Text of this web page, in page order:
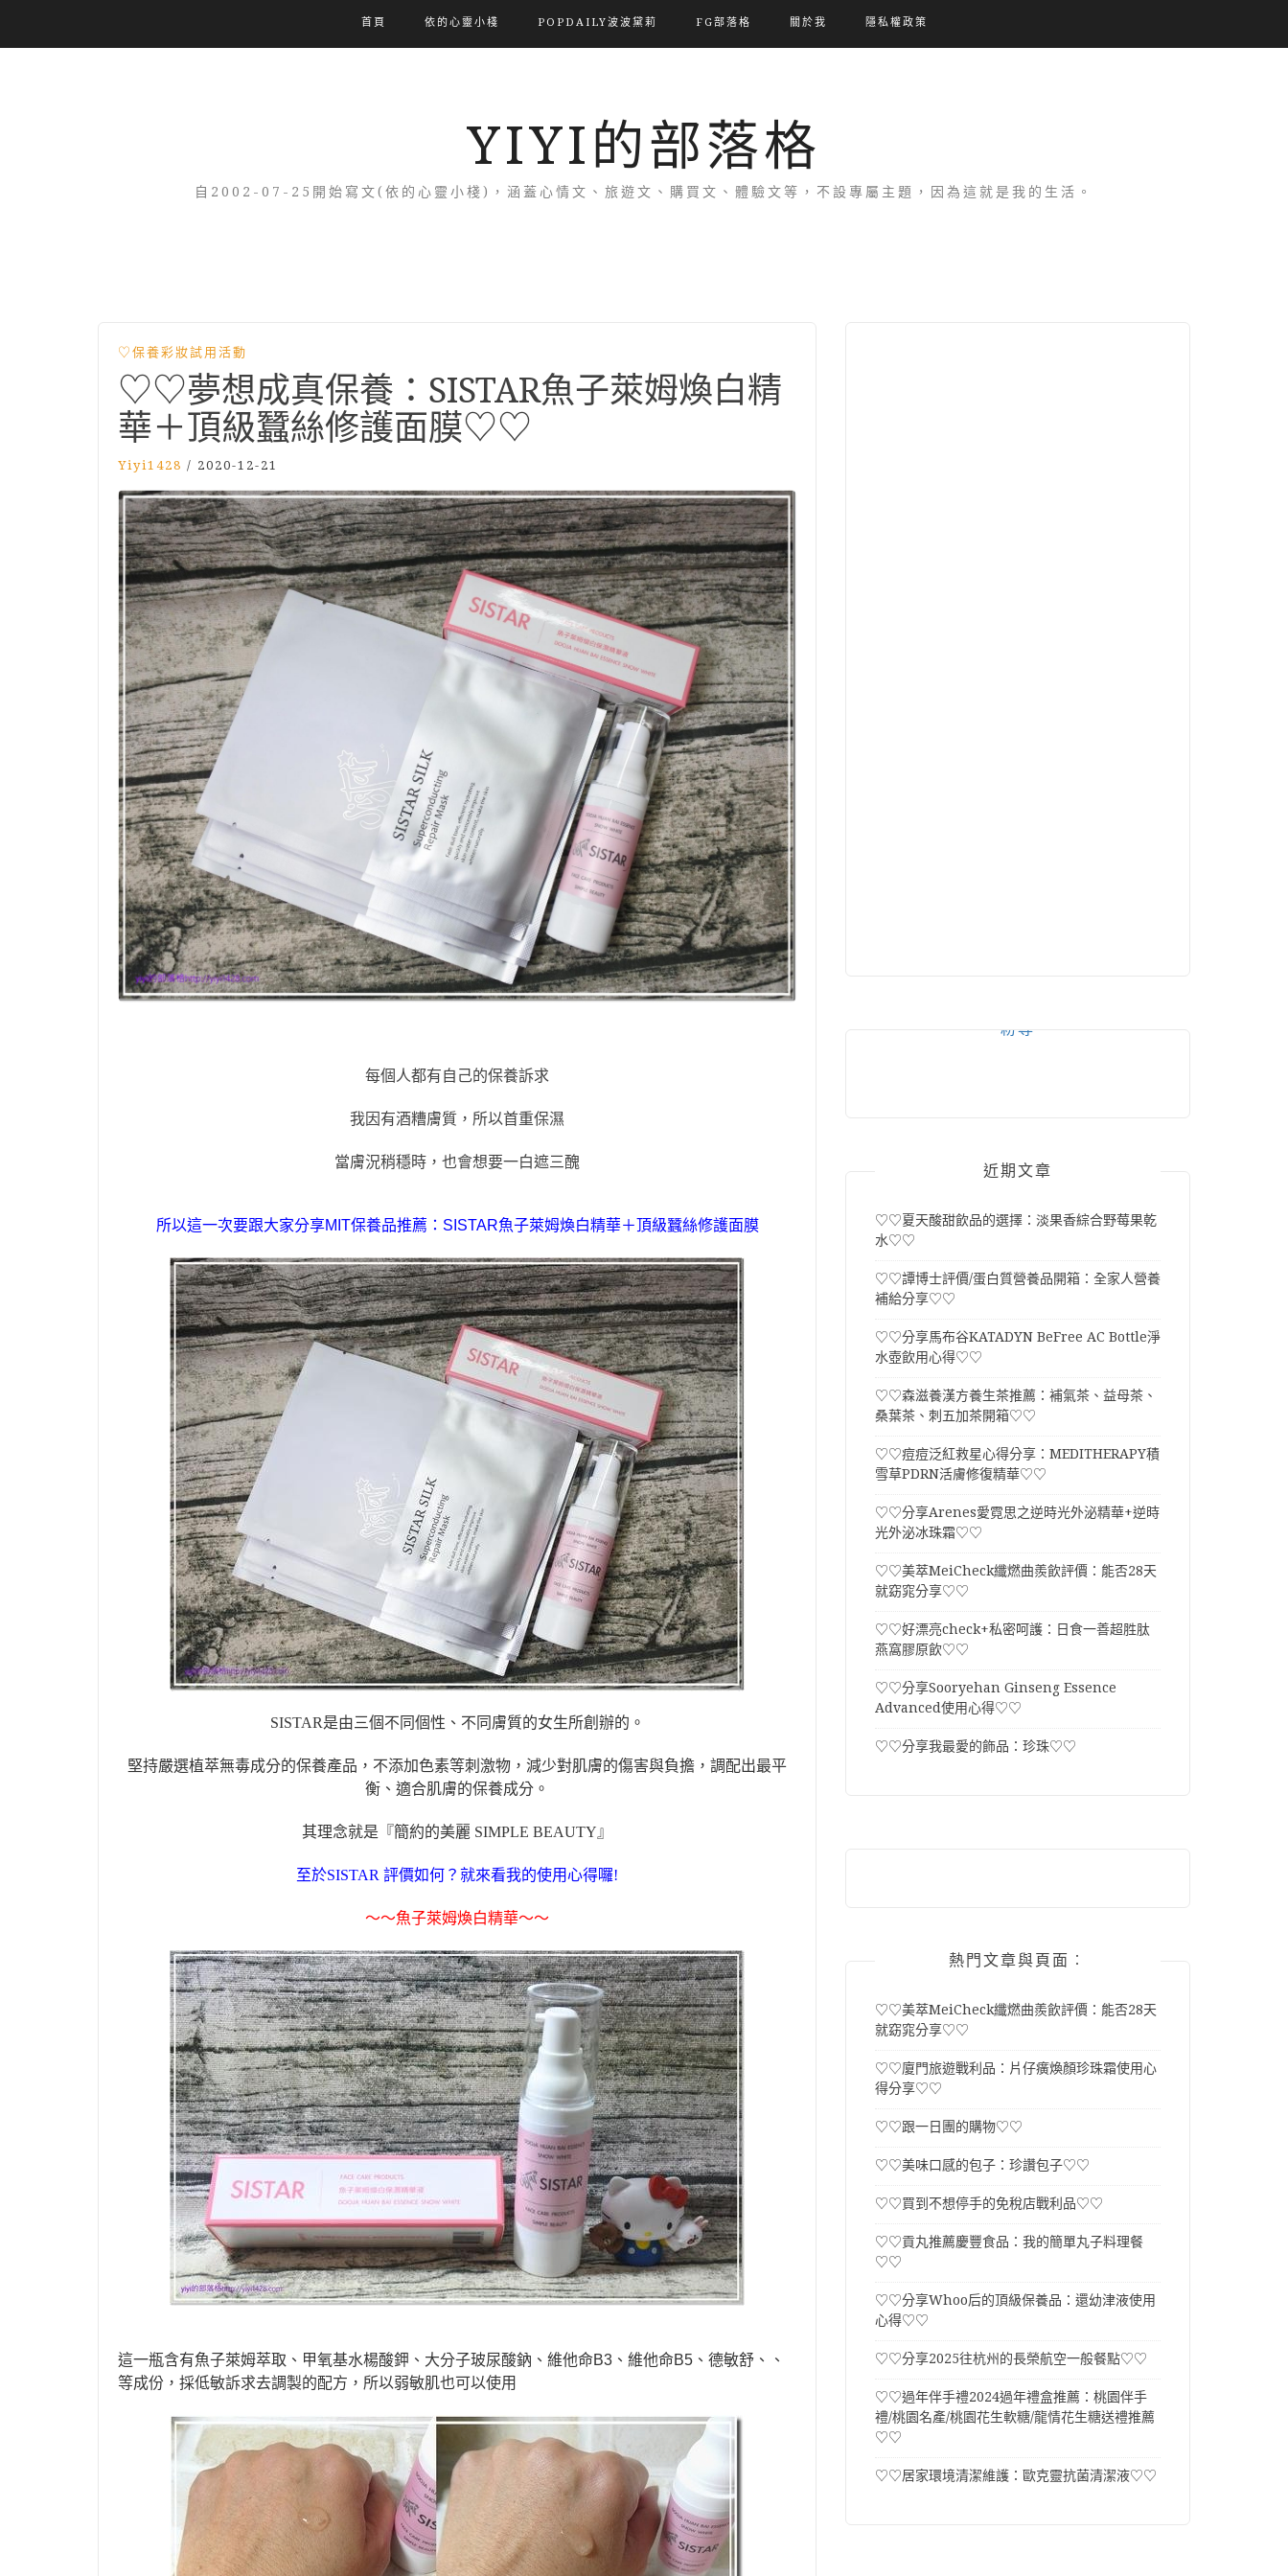
首頁 依的心靈小棧 POPDAILY波波黛莉 FG部落格 關於我 隱私權政策
YIYI的部落格
自2002-07-25開始寫文(依的心靈小棧)，涵蓋心情文、旅遊文、購買文、體驗文等，不設專屬主題，因為這就是我的生活。
♡保養彩妝試用活動
♡♡夢想成真保養：SISTAR魚子萊姆煥白精
華＋頂級蠶絲修護面膜♡♡
Yiyi1428 / 2020-12-21
每個人都有自己的保養訴求
我因有酒糟膚質 ， 所以首重保濕
當膚況稍穩時 ， 也會想要一白遮三醜
所以這一次要跟大家分享MIT保養品推薦： SISTAR魚子萊姆煥白精華＋頂級蠶絲修護面膜
SISTAR是由三個不同個性、不同膚質的女生所創辦的。
堅持嚴選植萃無毒成分的保養產品，不添加色素等刺激物，減少對肌膚的傷害與負擔，調配出最平
衡、適合肌膚的保養成分。
其理念就是『簡約的美麗 SIMPLE BEAUTY 』
至於SISTAR 評價如何？就來看我的使用心得囉!
〜〜魚子萊姆煥白精華〜〜
這一瓶含有魚子萊姆萃取、甲氧基水楊酸鉀、大分子玻尿酸鈉、維他命B3 、維他命B5 、德敏舒、、
等成份 ， 採低敏訴求去調製的配方，所以弱敏肌也可以使用
粉專
近期文章
♡♡夏天酸甜飲品的選擇：淡果香綜合野莓果乾
水♡♡
♡♡譚博士評價/蛋白質營養品開箱：全家人營養
補給分享♡♡
♡♡分享馬布谷KATADYN BeFree AC Bottle淨
水壺飲用心得♡♡
♡♡森滋養漢方養生茶推薦：補氣茶、益母茶、
桑葉茶、刺五加茶開箱♡♡
♡♡痘痘泛紅救星心得分享：MEDITHERAPY積
雪草PDRN活膚修復精華♡♡
♡♡分享Arenes愛霓思之逆時光外泌精華+逆時
光外泌冰珠霜♡♡
♡♡美萃MeiCheck纖燃曲羨飲評價：能否28天
就窈窕分享♡♡
♡♡好漂亮check+私密呵護：日食一善超胜肽
燕窩膠原飲♡♡
♡♡分享Sooryehan Ginseng Essence
Advanced使用心得♡♡
♡♡分享我最愛的飾品：珍珠♡♡
熱門文章與頁面︰
♡♡美萃MeiCheck纖燃曲羨飲評價：能否28天
就窈窕分享♡♡
♡♡廈門旅遊戰利品：片仔癀煥顏珍珠霜使用心
得分享♡♡
♡♡跟一日團的購物♡♡
♡♡美味口感的包子：珍讚包子♡♡
♡♡買到不想停手的免稅店戰利品♡♡
♡♡貢丸推薦慶豐食品：我的簡單丸子料理餐
♡♡
♡♡分享Whoo后的頂級保養品：還幼津液使用
心得♡♡
♡♡分享2025往杭州的長榮航空一般餐點♡♡
♡♡過年伴手禮2024過年禮盒推薦：桃園伴手
禮/桃園名產/桃園花生軟糖/龍情花生糖送禮推薦
♡♡
♡♡居家環境清潔維護：歐克靈抗菌清潔液♡♡